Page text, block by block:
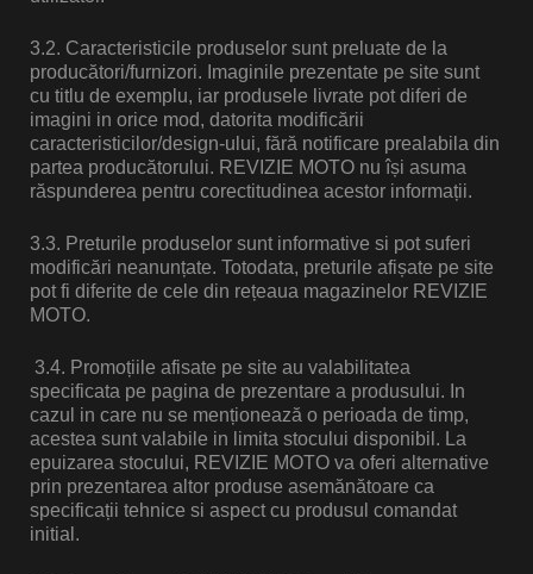
3.2. Caracteristicile produselor sunt preluate de la
producători/furnizori. Imaginile prezentate pe site sunt
cu titlu de exemplu, iar produsele livrate pot diferi de
imagini in orice mod, datorita modificării
caracteristicilor/design-ului, fără notificare prealabila din
partea producătorului. REVIZIE MOTO nu își asuma
răspunderea pentru corectitudinea acestor informații.
3.3. Preturile produselor sunt informative si pot suferi
modificări neanunțate. Totodata, preturile afișate pe site
pot fi diferite de cele din rețeaua magazinelor REVIZIE
MOTO.
3.4. Promoțiile afisate pe site au valabilitatea
specificata pe pagina de prezentare a produsului. In
cazul in care nu se menționează o perioada de timp,
acestea sunt valabile in limita stocului disponibil. La
epuizarea stocului, REVIZIE MOTO va oferi alternative
prin prezentarea altor produse asemănătoare ca
specificații tehnice si aspect cu produsul comandat
initial.
Honda
Quad